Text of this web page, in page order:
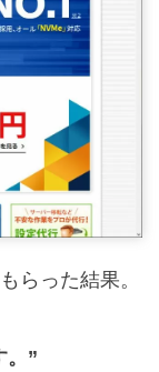
らった結果。
。”